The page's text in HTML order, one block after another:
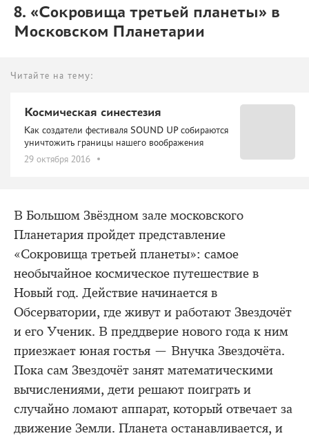
8. «Сокровища третьей планеты» в
Московском Планетарии
Читайте на тему:
Космическая синестезия
Как создатели фестиваля SOUND UP собираются
уничтожить границы нашего воображения
29 октября 2016
В Большом Звёздном зале московского
Планетария пройдет представление
«Сокровища третьей планеты»: самое
необычайное космическое путешествие в
Новый год. Действие начинается в
Обсерватории, где живут и работают Звездочёт
и его Ученик. В преддверие нового года к ним
приезжает юная гостья — Внучка Звездочёта.
Пока сам Звездочёт занят математическими
вычислениями, дети решают поиграть и
случайно ломают аппарат, который отвечает за
движение Земли. Планета останавливается, и